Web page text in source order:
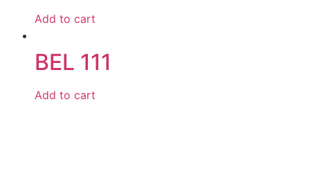
Add to cart
BEL 111
Add to cart